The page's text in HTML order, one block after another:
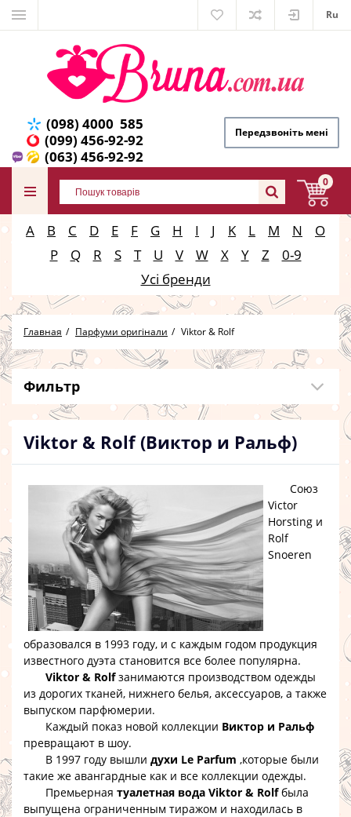
Ru
(098) 4000 585
(099) 456-92-92
(063) 456-92-92
Передзвоніть мені
0
A B C D E F G H I J K L M N
O
P
Q R S T U V W X Y Z
0-9
Усі бренди
Главная Парфуми оригінали Viktor & Rolf
Фильтр
Viktor & Rolf (Виктор и Ральф)
Союз
Victor
Horsting и
Rolf
Snoeren
образовался в 1993 году, и с каждым годом продукция
известного дуэта становится все более популярна.
Viktor & Rolfзанимаются производством одежды
из дорогих тканей, нижнего белья, аксессуаров, а также
выпуском парфюмерии.
Каждый показ новой коллекции Виктор и Ральф
превращают в шоу.
В 1997 году вышли духи Le Parfum ,которые были
такие же авангардные как и все коллекции одежды.
Премьерная туалетная вода Viktor & Rolfбыла
выпущена ограниченным тиражом и находилась в